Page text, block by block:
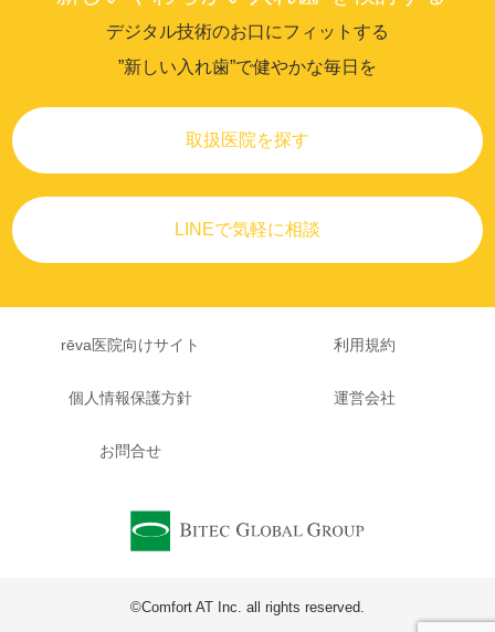
デジタル技術のお口にフィットする
”新しい入れ歯”で健やかな毎日を
取扱医院を探す
LINEで気軽に相談
rēva医院向けサイト 利用規約
個人情報保護方針 運営会社
お問合せ
©Comfort AT Inc. all rights reserved.